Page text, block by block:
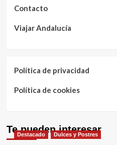
Contacto
Viajar Andalucía
Política de privacidad
Política de cookies
Te pueden interesar
Destacado Dulces y Postres